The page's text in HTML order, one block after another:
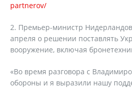
partnerov/
2. Премьер-министр
апреля о решении поставлять
вооружение, включая
«Во время разговора с
обороны и я выразили нашу